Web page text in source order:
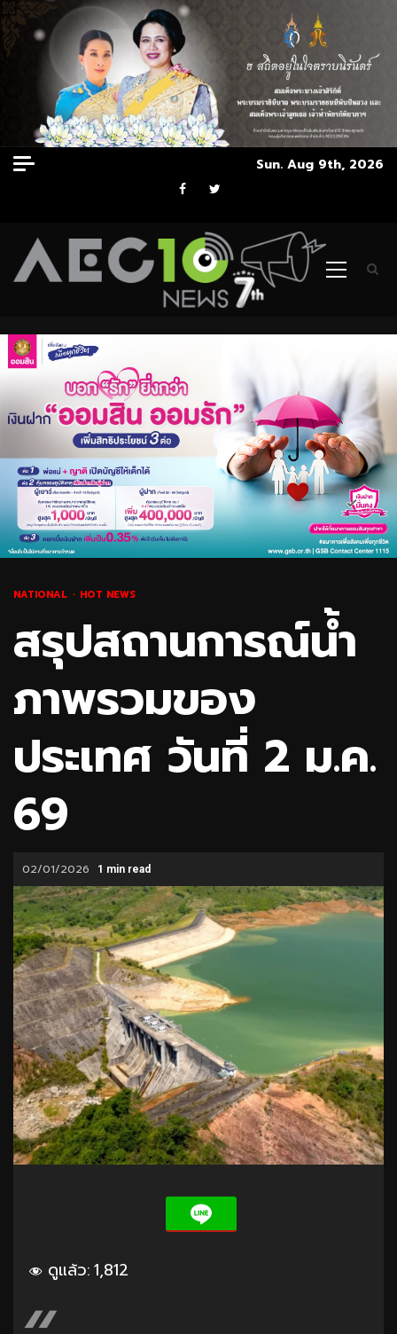
Skip
to
Sun. Aug 9th, 2026
Facebook
Twitter
Primary
NATIONAL HOT NEWS
สรุปสถานการณ์น้ำ
ภาพรวมของ
ประเทศ วันที่ 2 ม.ค.
69
02/01/2026 1 min read
ดูแล้ว:1,812